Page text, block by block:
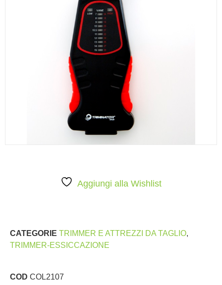
Aggiungi alla Wishlist
CATEGORIE TRIMMER E ATTREZZI DA TAGLIO,
TRIMMER-ESSICCAZIONE
COD COL2107